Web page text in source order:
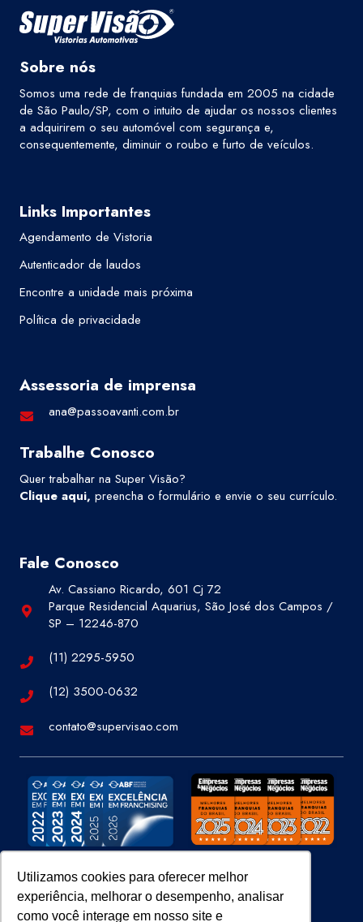
Utilizamos cookies para oferecer melhor
experiência, melhorar o desempenho, analisar
como você interage em nosso site e
Sobre nós
Somos uma rede de franquias fundada em 2005 na cidade
de São Paulo/SP, com o intuito de ajudar os nossos clientes
a adquirirem o seu automóvel com segurança e,
consequentemente, diminuir o roubo e furto de veículos.
Links Importantes
Agendamento de Vistoria
Autenticador de laudos
Encontre a unidade mais próxima
Política de privacidade
Assessoria de imprensa
ana@passoavanti.com.br
Trabalhe Conosco
Quer trabalhar na Super Visão?
Clique aqui, preencha o formulário e envie o seu currículo.
Fale Conosco
Av. Cassiano Ricardo, 601 Cj 72
Parque Residencial Aquarius, São José dos Campos /
SP – 12246-870
(11) 2295-5950
(12) 3500-0632
contato@supervisao.com
Site 100% Seguro